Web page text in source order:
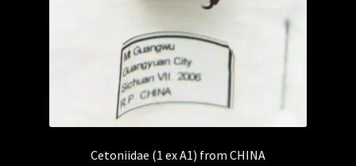
Cetoniidae (1 ex A1) from CHINA